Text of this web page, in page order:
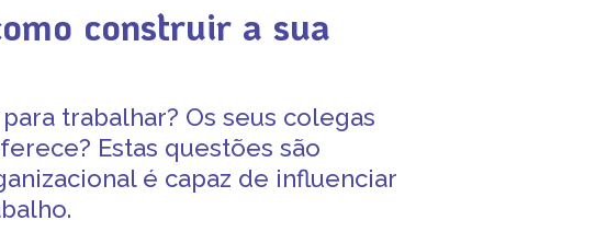
construir a sua
trabalhar? Os seus colegas
Estas questões são
é capaz de influenciar